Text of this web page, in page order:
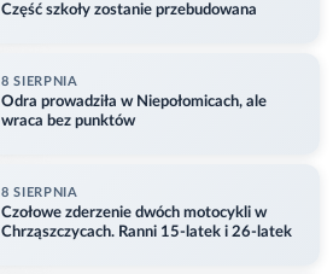
Część szkoły zostanie przebudowana
8 SIERPNIA
Odra prowadziła w Niepołomicach, ale
wraca bez punktów
8 SIERPNIA
Czołowe zderzenie dwóch motocykli w
Chrząszczycach. Ranni 15-latek i 26-latek